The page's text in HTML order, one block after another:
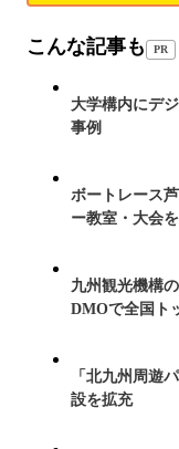
こんな記事も PR
大学構内にデ
事例
ボートレース
ー教室・大会
九州観光機構
DMOで全国ト
「北九州周遊
設を拡充